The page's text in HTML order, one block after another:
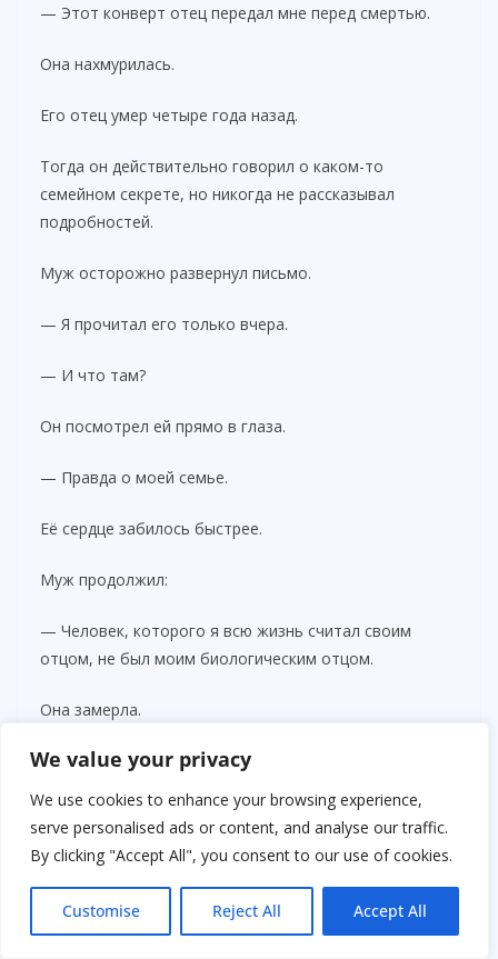
We value your privacy
We use cookies to enhance your browsing experience,
serve personalised ads or content, and analyse our traffic.
By clicking "Accept All", you consent to our use of cookies.
Customise Reject All Accept All
— Этот конверт отец передал мне перед смертью.
Она нахмурилась.
Его отец умер четыре года назад.
Тогда он действительно говорил о каком-то
семейном секрете, но никогда не рассказывал
подробностей.
Муж осторожно развернул письмо.
— Я прочитал его только вчера.
— И что там?
Он посмотрел ей прямо в глаза.
— Правда о моей семье.
Её сердце забилось быстрее.
Муж продолжил:
— Человек, которого я всю жизнь считал своим
отцом, не был моим биологическим отцом.
Она замерла.
Незнакомец у двери тоже напрягся.
— Моей бабушке пришлось скрывать правду много
лет назад. Настоящим отцом моего отца был Андрей
Воронов.
В палате стало тихо.